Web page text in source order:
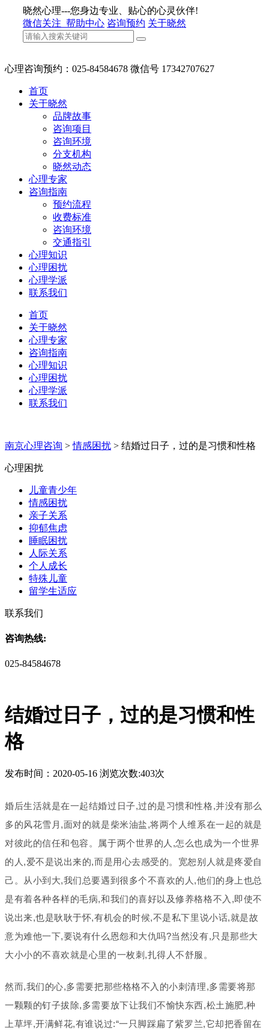
晓然心理---您身边专业、贴心的心灵伙伴!
微信关注 帮助中心 咨询预约 关于晓然
心理咨询预约：025-84584678 微信号 17342707627
首页
关于晓然
品牌故事
咨询项目
咨询环境
分支机构
晓然动态
心理专家
咨询指南
预约流程
收费标准
咨询环境
交通指引
心理知识
心理困扰
心理学派
联系我们
首页
关于晓然
心理专家
咨询指南
心理知识
心理困扰
心理学派
联系我们
南京心理咨询 > 情感困扰 > 结婚过日子，过的是习惯和性格
心理困扰
儿童青少年
情感困扰
亲子关系
抑郁焦虑
睡眠困扰
人际关系
个人成长
特殊儿童
留学生适应
联系我们
咨询热线:
025-84584678
结婚过日子，过的是习惯和性
格
发布时间：2020-05-16 浏览次数:403次
婚后生活就是在一起结婚过日子,过的是习惯和性格,并没有那么
多的风花雪月,面对的就是柴米油盐,将两个人维系在一起的就是
对彼此的信任和包容。属于两个世界的人,怎么也成为一个世界
的人,爱不是说出来的,而是用心去感受的。宽恕别人就是疼爱自
己。从小到大,我们总要遇到很多个不喜欢的人,他们的身上也总
是有着各种各样的毛病,和我们的喜好以及修养格格不入,即使不
说出来,也是耿耿于怀,有机会的时候,不是私下里说小话,就是故
意为难他一下,要说有什么恩怨和大仇吗?当然没有,只是那些大
大小小的不喜欢就是心里的一枚刺,扎得人不舒服。
然而,我们的心,多需要把那些格格不入的小刺清理,多需要将那
一颗颗的钉子拔除,多需要放下让我们不愉快东西,松土施肥,种
上草坪,开满鲜花,有谁说过:“一只脚踩扁了紫罗兰,它却把香留在